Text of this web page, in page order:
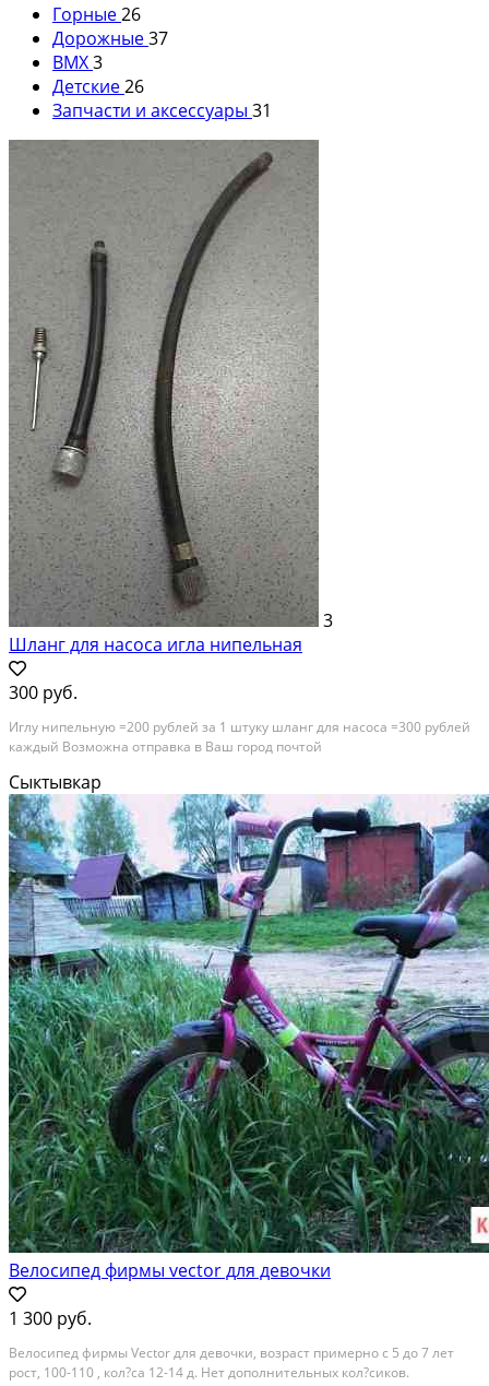
Горные26
Дорожные37
ВМХ3
Детские26
Запчасти и аксессуары 31
3
Шланг для насоса игла нипельная
300 руб.
Иглу нипельную =200 рублей за 1 штуку шланг для насоса =300 рублей
каждый Возможна отправка в Ваш город почтой
Сыктывкар
Велосипед фирмы vector для девочки
1 300 руб.
Велосипед фирмы Vector для девочки, возраст примерно с 5 до 7 лет
рост, 100-110 , кол?са 12-14 д. Нет дополнительных кол?сиков.